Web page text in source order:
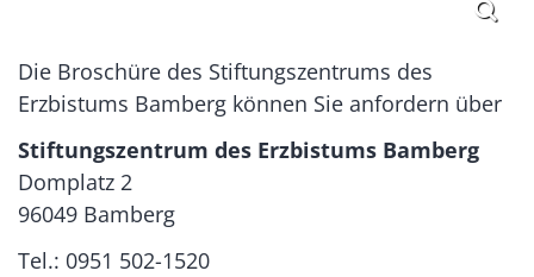
Die Broschüre des Stiftungszentrums des
Erzbistums Bamberg können Sie anfordern über
Stiftungszentrum des Erzbistums Bamberg
Domplatz 2
96049 Bamberg
Tel.: 0951 502-1520